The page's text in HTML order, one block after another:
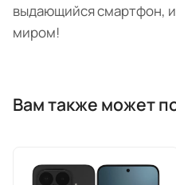
выдающийся смартфон, и
миром!
Вам также может